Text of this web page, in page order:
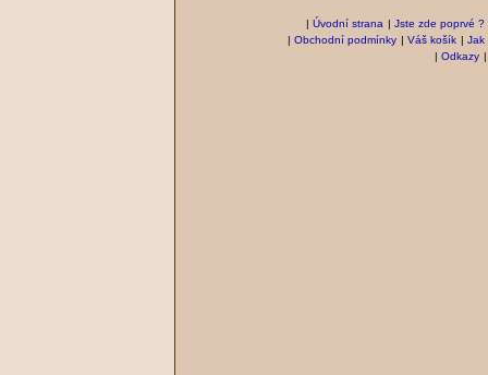
| Úvodní strana | Jste zde poprvé ?
| Obchodní podmínky | Váš košík | Jak
| Odkazy